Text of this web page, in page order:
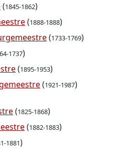
(1845-1862)
(1888-1888)
(1733-1769)
1737)
(1895-1953)
(1921-1987)
(1825-1868)
(1882-1883)
1881)